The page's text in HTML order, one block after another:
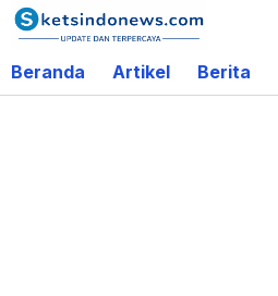
Lewati
ke
konten
Beranda Artikel Berita